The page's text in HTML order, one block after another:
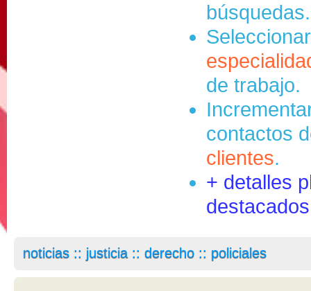
búsquedas.
de trabajo.
contactos
clientes.
+ detalles
destacados
noticias :: justicia :: derecho :: policiales